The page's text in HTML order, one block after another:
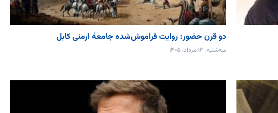
دو قرن حضور: روایت فراموش‌شده جامعۀ ارمنی کابل
سه‌شنبه، ۱۳ مرداد، ۱۴۰۵